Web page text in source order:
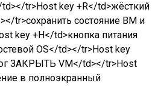
tr>Host key +R</td>жёсткий
tr>сохранить состояние ВМ и
key +H</td>кнопка питания
OS</td></tr>Host key
ЗАКРЫТЬ VM</td></tr>Host
в полноэкранный